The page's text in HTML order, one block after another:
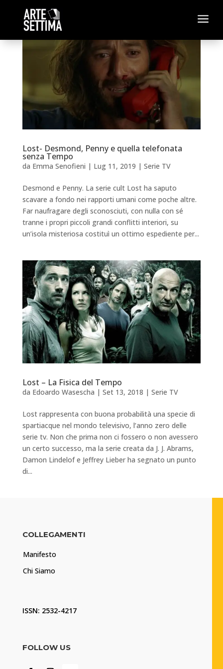
a
Lost- Desmond, Penny e quella telefonata
senza Tempo
da Emma Senofieni | Lug 11, 2019 | Serie TV
Desmond e Penny. La serie cult Lost ha saputo
scavare a fondo nei rapporti umani come poche altre.
Far naufragare degli sconosciuti, con nulla con sé
tranne i propri piccoli grandi conflitti interiori, su
un’isola misteriosa costituì un ottimo espediente per...
Lost – La Fisica del Tempo
da Edoardo Wasescha | Set 13, 2018 | Serie TV
Lost rappresenta con buona probabilità una specie di
spartiacque nel mondo televisivo, l’anno zero delle
serie tv. Non che prima non ci fossero o non avessero
un certo successo, ma la serie creata da J. J. Abrams,
Damon Lindelof e Jeffrey Lieber ha segnato un punto
di...
COLLEGAMENTI
Manifesto
Chi Siamo
ISSN: 2532-4217
FOLLOW US